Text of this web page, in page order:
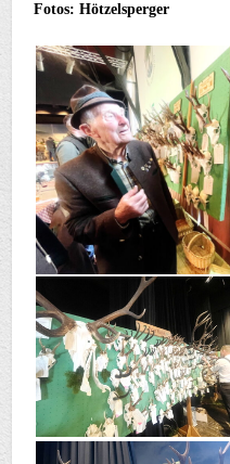
Fotos: Hötzelsperger